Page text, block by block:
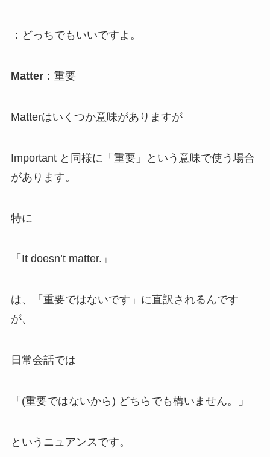
：どっちでもいいですよ。
Matter：重要
Matterはいくつか意味がありますが
Important と同様に「重要」という意味で使う場合
があります。
特に
「It doesn’t matter.」
は、「重要ではないです」に直訳されるんです
が、
日常会話では
「(重要ではないから) どちらでも構いません。」
というニュアンスです。